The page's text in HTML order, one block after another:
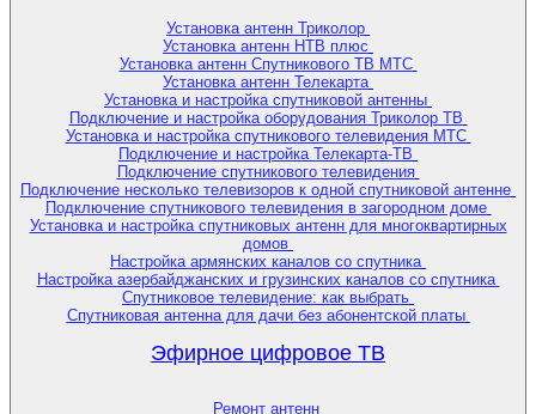
Установка антенн Триколор
Установка антенн НТВ плюс
Установка антенн Спутникового ТВ МТС
Установка антенн Телекарта
Установка и настройка спутниковой антенны
Подключение и настройка оборудования Триколор ТВ
Установка и настройка спутникового телевидения МТС
Подключение и настройка Телекарта-ТВ
Подключение спутникового телевидения
Подключение несколько телевизоров к одной спутниковой антенне
Подключение спутникового телевидения в загородном доме
Установка и настройка спутниковых антенн для многоквартирных
домов
Настройка армянских каналов со спутника
Настройка азербайджанских и грузинских каналов со спутника
Спутниковое телевидение: как выбрать
Спутниковая антенна для дачи без абонентской платы
Эфирное цифровое ТВ
Ремонт антенн